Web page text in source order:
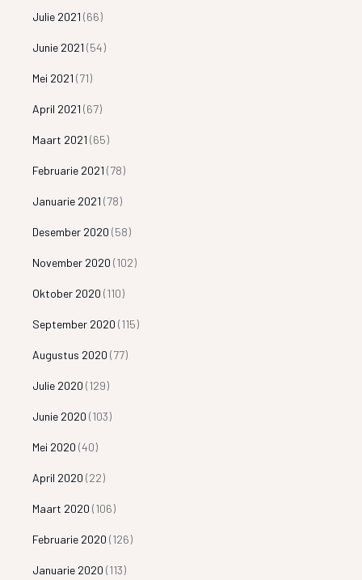
Julie 2021 (66)
Junie 2021 (54)
Mei 2021 (71)
April 2021 (67)
Maart 2021 (65)
Februarie 2021 (78)
Januarie 2021 (78)
Desember 2020 (58)
November 2020 (102)
Oktober 2020 (110)
September 2020 (115)
Augustus 2020 (77)
Julie 2020 (129)
Junie 2020 (103)
Mei 2020 (40)
April 2020 (22)
Maart 2020 (106)
Februarie 2020 (126)
Januarie 2020 (113)